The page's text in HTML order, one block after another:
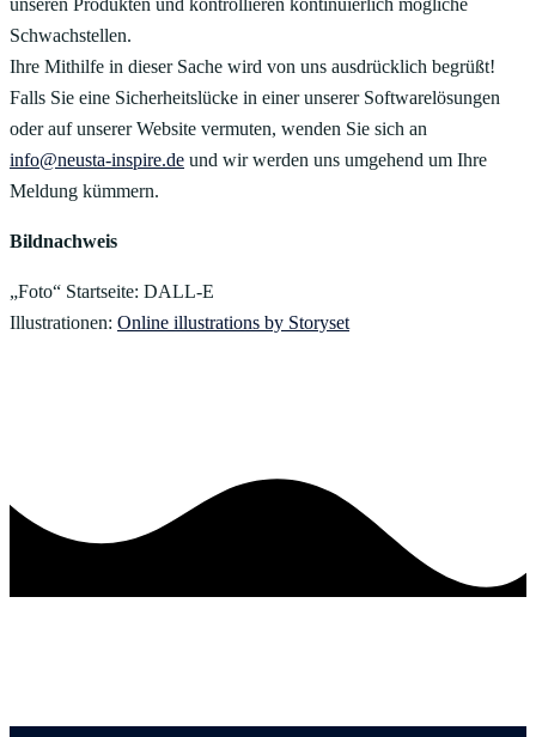
Schwachstellen.
Ihre Mithilfe in dieser Sache wird von uns ausdrücklich begrüßt!
Falls Sie eine Sicherheitslücke in einer unserer Softwarelösungen
oder auf unserer Website vermuten, wenden Sie sich an
info@neusta-inspire.de und wir werden uns umgehend um Ihre
Meldung kümmern.
Bildnachweis
„Foto“ Startseite: DALL-E
Illustrationen: Online illustrations by Storyset